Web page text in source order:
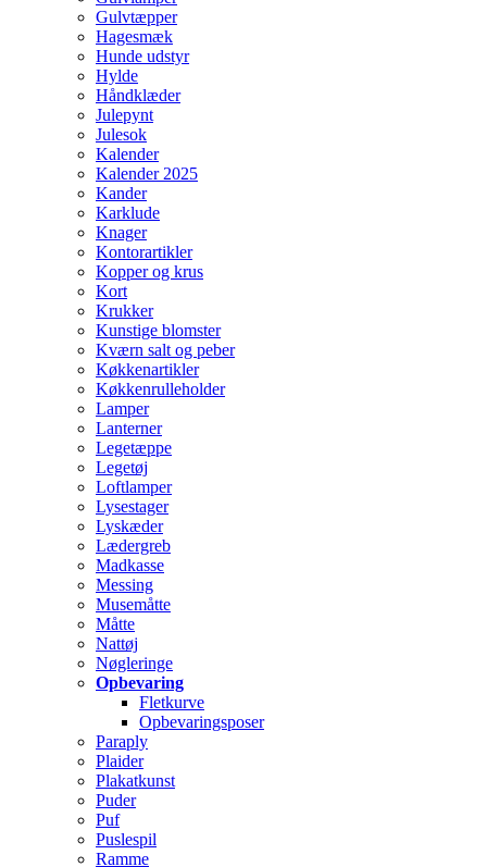
Gulvtæpper
Hagesmæk
Hunde udstyr
Hylde
Håndklæder
Julepynt
Julesok
Kalender
Kalender 2025
Kander
Karklude
Knager
Kontorartikler
Kopper og krus
Kort
Krukker
Kunstige blomster
Kværn salt og peber
Køkkenartikler
Køkkenrulleholder
Lamper
Lanterner
Legetæppe
Legetøj
Loftlamper
Lysestager
Lyskæder
Lædergreb
Madkasse
Messing
Musemåtte
Måtte
Nattøj
Nøgleringe
Opbevaring
Fletkurve
Opbevaringsposer
Paraply
Plaider
Plakatkunst
Puder
Puf
Puslespil
Ramme